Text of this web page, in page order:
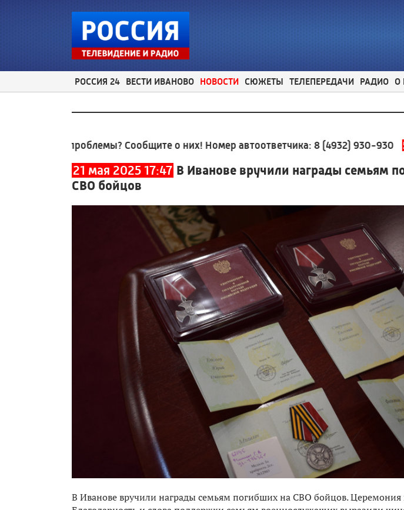
РОССИЯ 24 ВЕСТИ ИВАНОВО НОВОСТИ СЮЖЕТЫ ТЕЛЕПЕРЕДАЧИ РАДИО О
проблемы? Сообщите о них! Номер автоответчика:8 (4932) 930-930 5:42
21 мая 2025 17:47 В Иванове вручили награды семьям
СВО бойцов
В Иванове вручили награды семьям погибших на СВО бойцов.